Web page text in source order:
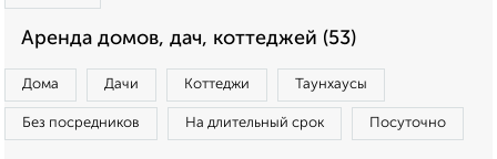
Аренда домов, дач, коттеджей (53)
Дома Дачи Коттеджи Таунхаусы
Без посредников На длительный срок Посуточно